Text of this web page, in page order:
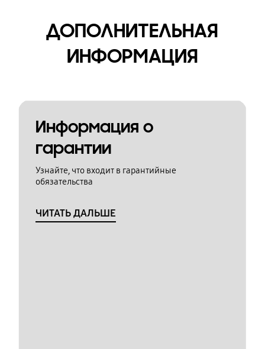
ДОПОЛНИТЕЛЬНАЯ
ИНФОРМАЦИЯ
Информация о
гарантии
Узнайте, что входит в гарантийные
обязательства
ЧИТАТЬ ДАЛЬШЕ